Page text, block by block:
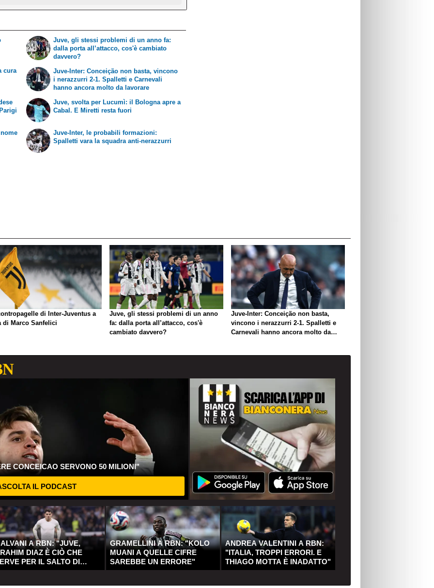
cura
Juve, gli stessi problemi di un anno fa:
dalla porta all’attacco, cos'è cambiato
davvero?
Juve-Inter: Conceição non basta, vincono
i nerazzurri 2-1. Spalletti e Carnevali
hanno ancora molto da lavorare
Juve, svolta per Lucumì: il Bologna apre a
Cabal. E Miretti resta fuori
Juve-Inter, le probabili formazioni:
Spalletti vara la squadra anti-nerazzurri
di Inter-Juventus a
di Marco Sanfelici
Juve, gli stessi problemi di un anno
fa: dalla porta all’attacco, cos'è
cambiato davvero?
Juve-Inter: Conceição non basta,
vincono i nerazzurri 2-1. Spalletti e
Carnevali hanno ancora molto da
CONCEICAO SERVONO 50 MILIONI"
IL PODCAST
A RBN: "JUVE,
DIAZ È CIÒ CHE
PER IL SALTO DI
GRAMELLINI A RBN: "KOLO
MUANI A QUELLE CIFRE
SAREBBE UN ERRORE"
ANDREA VALENTINI A RBN:
"ITALIA, TROPPI ERRORI. E
THIAGO MOTTA È INADATTO"